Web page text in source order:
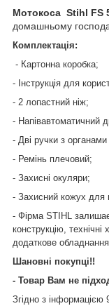
Мотокоса Stihl FS
домашньому
Комплектація:
- Картонна коробка;
- Інструкція для
- 2 лопастний ніж;
- Напівавтоматичний
- Дві ручки з
- Ремінь плечовий;
- Захисні окуляри;
- Захисний кожух для
- Фірма STIHL
конструкцію, технічні
додаткове обладнання
Шановні покупці!!
- Товар Вам не
Згідно з